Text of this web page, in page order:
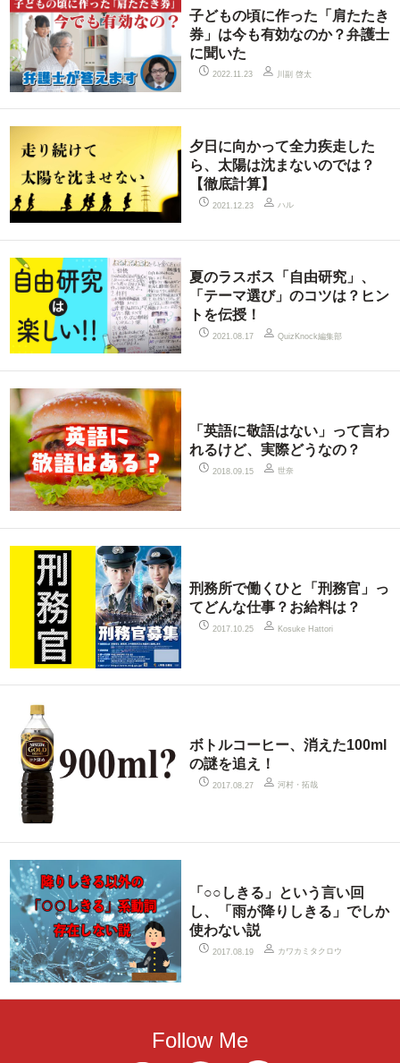
子どもの頃に作った「肩たたき
券」は今も有効なのか？弁護士
に聞いた
2022.11.23 川副 啓太
夕日に向かって全力疾走した
ら、太陽は沈まないのでは？
【徹底計算】
2021.12.23 ハル
夏のラスボス「自由研究」、
「テーマ選び」のコツは？ヒン
トを伝授！
2021.08.17 QuizKnock編集部
「英語に敬語はない」って言わ
れるけど、実際どうなの？
2018.09.15 世奈
刑務所で働くひと「刑務官」っ
てどんな仕事？お給料は？
2017.10.25 Kosuke Hattori
ボトルコーヒー、消えた100ml
の謎を追え！
2017.08.27 河村・拓哉
「○○しきる」という言い回
し、「雨が降りしきる」でしか
使わない説
2017.08.19 カワカミタクロウ
Follow Me